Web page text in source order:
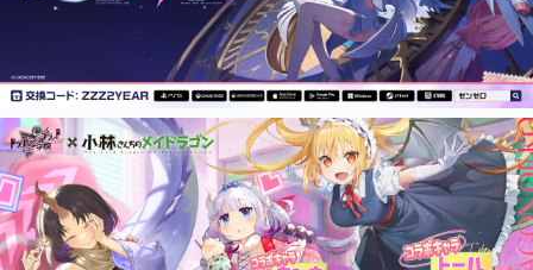
ピックアップ
電ファミのいま読まれている記事ランキング
アプリセール情報